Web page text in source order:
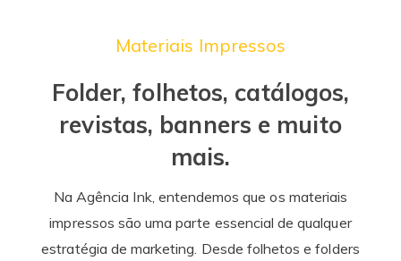
Materiais Impressos
Folder, folhetos, catálogos,
revistas, banners e muito
mais.
Na Agência Ink, entendemos que os materiais
impressos são uma parte essencial de qualquer
estratégia de marketing. Desde folhetos e folders